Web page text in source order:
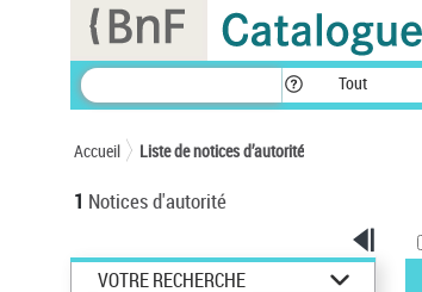
Tout
Accueil Liste de notices d’autorité
1 Notices d'autorité
VOTRE RECHERCHE
Panneau de gestion des cookies